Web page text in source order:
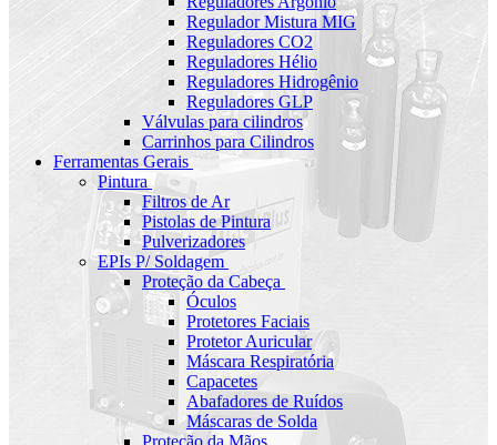
Regulador Mistura MIG
Reguladores CO2
Reguladores Hélio
Reguladores Hidrogênio
Reguladores GLP
Válvulas para cilindros
Carrinhos para Cilindros
Ferramentas Gerais
Pintura
Filtros de Ar
Pistolas de Pintura
Pulverizadores
EPIs P/ Soldagem
Proteção da Cabeça
Óculos
Protetores Faciais
Protetor Auricular
Máscara Respiratória
Capacetes
Abafadores de Ruídos
Máscaras de Solda